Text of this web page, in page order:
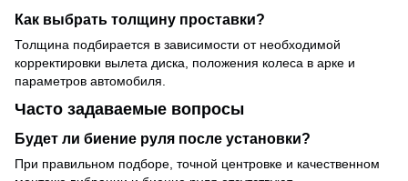
Как выбрать толщину проставки?
Толщина подбирается в зависимости от необходимой
корректировки вылета диска, положения колеса в арке и
параметров автомобиля.
Часто задаваемые вопросы
Будет ли биение руля после установки?
При правильном подборе, точной центровке и качественном